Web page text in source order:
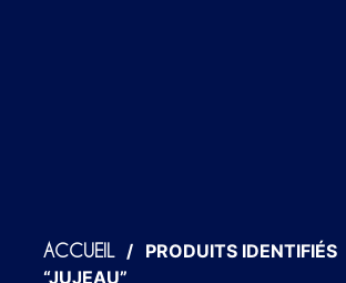
ACCUEIL / PRODUITS IDENTIFIÉS
“JUJEAU”